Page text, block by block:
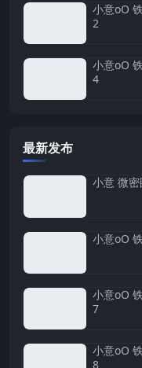
小意oO
2
小意oO
4
最新发布
小意 微
小意oO
小意oO
7
小意oO
8